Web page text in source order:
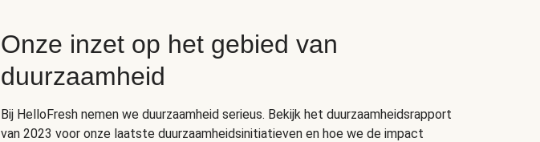
Onze inzet op het gebied van
duurzaamheid
Bij HelloFresh nemen we duurzaamheid serieus. Bekijk het duurzaamheidsrapport
van 2023 voor onze laatste duurzaamheidsinitiatieven en hoe we de impact